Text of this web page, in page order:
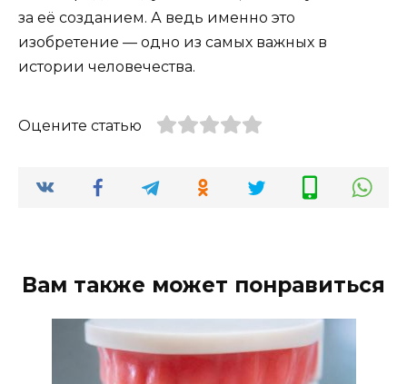
за её созданием. А ведь именно это
изобретение — одно из самых важных в
истории человечества.
Оцените статью
Вам также может понравиться